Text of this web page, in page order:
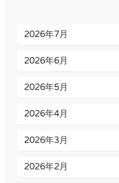
2026年7月
2026年6月
2026年5月
2026年4月
2026年3月
2026年2月